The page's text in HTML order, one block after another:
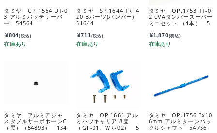
タミヤ OP.1564 DT-0
3 アルミバッテリーバ
ー 54564
¥804(税込)
タミヤ SP.1644 TRF4
20 Bパーツ(バンパー)
51644
¥711(税込)
タミヤ OP.1753 TT-0
2 CVAダンパースーパー
ミニセット （4本） 5
¥1,870(税込)
タミヤ アルミアジャ
スタブルサーボホーンC
（黒）（54893） 134
タミヤ OP.1661 アル
ミハブキャリア 8度
（GF-01、WR-02） 5
タミヤ OP.1756 3x10
6mm アルミターンバッ
クルシャフト 54756